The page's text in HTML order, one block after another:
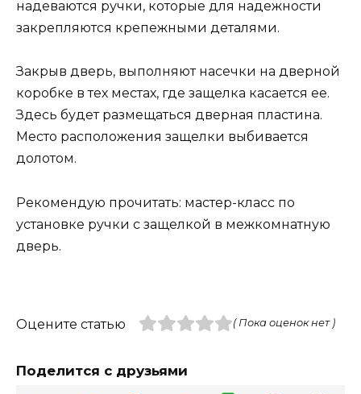
надеваются ручки, которые для надежности
закрепляются крепежными деталями.
Закрыв дверь, выполняют насечки на дверной
коробке в тех местах, где защелка касается ее.
Здесь будет размещаться дверная пластина.
Место расположения защелки выбивается
долотом.
Рекомендую прочитать: мастер-класс по
установке ручки с защелкой в межкомнатную
дверь.
Оцените статью ( Пока оценок нет )
Поделится с друзьями